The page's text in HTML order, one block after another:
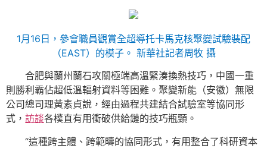
1月16日，參會職員觀賞全超導托卡馬克核聚變試驗裝配
（EAST）的模子。 新華社記者周牧 攝
合肥與蘭州蘭石攻關極端高溫緊湊換熱技巧，中國一重
則勝利霸佔超低溫輻射資料等困難。聚變新能（安徽）無限
公司總司理黃素貞說，經由過程共建結合試驗室等協同形
式， 訪談各樸直有用衝破供給鏈的技巧瓶頸。
“這種跨主體、跨範疇的協同形式，有用整合了科研資本